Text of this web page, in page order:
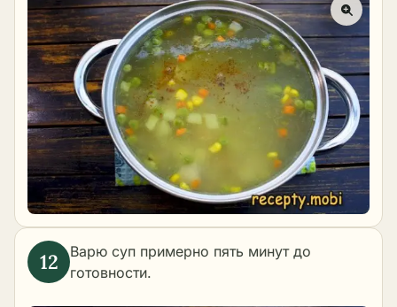
Варю суп примерно пять минут до
готовности.